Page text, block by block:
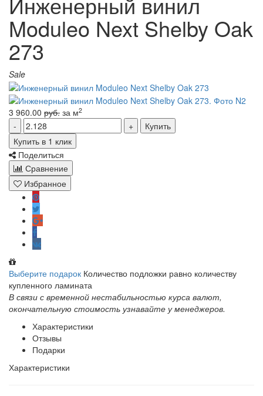
Moduleo Next Shelby Oak
273
Sale
3 960.00 руб. за м2
Купить
Купить в 1 клик
Поделиться
Сравнение
Избранное
Выберите подарок Количество подложки равно количеству
купленного ламината
В связи с временной нестабильностью курса валют,
окончательную стоимость узнавайте у менеджеров.
Характеристики
Отзывы
Подарки
Характеристики